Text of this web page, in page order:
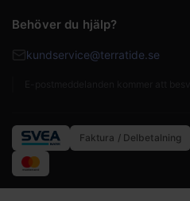
Behöver du hjälp?
kundservice@terratide.se
Faktura / Delbetalning